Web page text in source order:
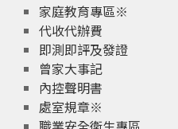
家庭教育專區※
代收代辦費
即測即評及發證
曾家大事記
內控聲明書
處室規章※